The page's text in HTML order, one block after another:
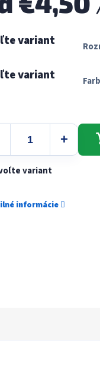
5
variant
informácie